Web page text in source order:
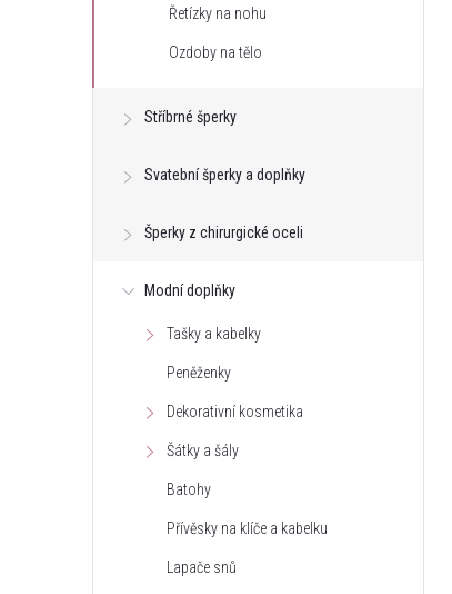
Řetízky na nohu
Ozdoby na tělo
Stříbrné šperky
Svatební šperky a doplňky
Šperky z chirurgické oceli
Modní doplňky
Tašky a kabelky
Peněženky
Dekorativní kosmetika
Šátky a šály
Batohy
Přívěsky na klíče a kabelku
Lapače snů